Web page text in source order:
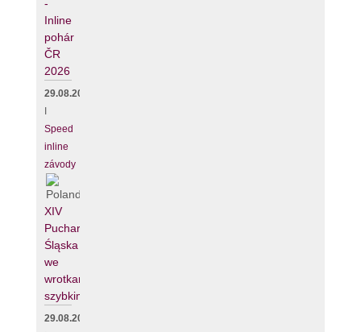
-
Inline
pohár
ČR
2026
29.08.2026
Speed
inline
závody
XIV
Puchar
Śląska
we
wrotkarstwie
szybkim
29.08.2026